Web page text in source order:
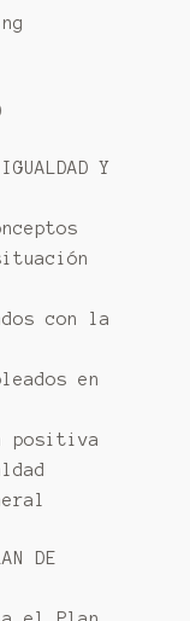
Y
con la
en
positiva
DE